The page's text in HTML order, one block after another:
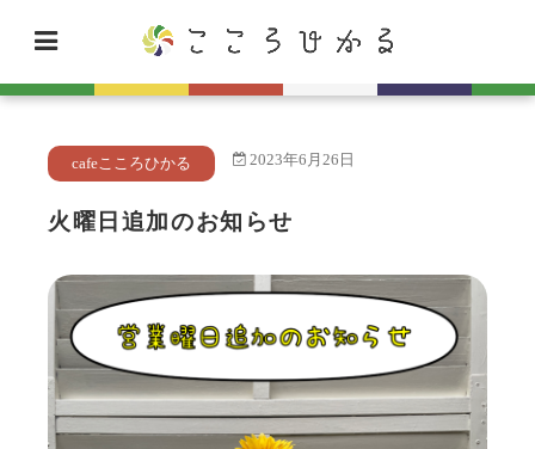
cafeこころひかる 2023年6月26日
火曜日追加のお知らせ